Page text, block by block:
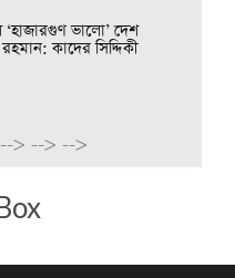
ভালো’ দেশ
কাদের সিদ্দিকী
--> --> -->